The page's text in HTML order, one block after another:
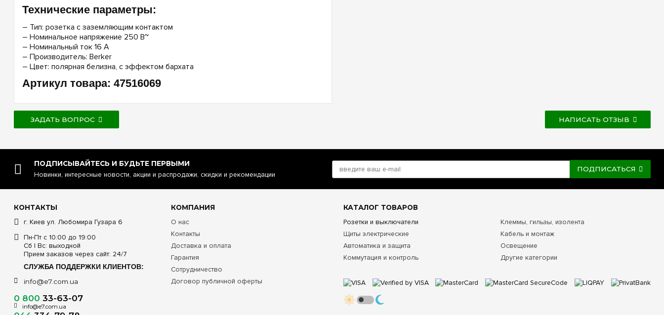
Технические параметры:
– Тип: розетка с заземляющим контактом
– Номинальное напряжение 250 В~
– Номинальный ток 16 A
– Производитель: Berker
– Цвет: полярная белизна, с эффектом бархата
Артикул товара: 47516069
ЗАДАТЬ ВОПРОС НАПИСАТЬ ОТЗЫВ
ПОДПИСЫВАЙТЕСЬ И БУДЬТЕ ПЕРВЫМИ
Новинки, интересные новости, акции и распродажи, скидки и рекомендации
ПОДПИСАТЬСЯ
КОНТАКТЫ
г. Киев ул. Любомира Гузара 6
Пн-Пт с 10:00 до 19:00
Сб | Вс: выходной
Прием заказов через сайт: 24/7
СЛУЖБА ПОДДЕРЖКИ КЛИЕНТОВ:
info@e7.com.ua
0 800 33-63-07
info@e7.com.ua
КОМПАНИЯ
О нас
Контакты
Доставка и оплата
Гарантия
Сотрудничество
Договор публичной оферты
КАТАЛОГ ТОВАРОВ
Розетки и выключатели
Щиты электрические
Автоматика и защита
Коммутация и контроль
Клеммы, гильзы, изолента
Кабель и монтаж
Освещение
Другие категории